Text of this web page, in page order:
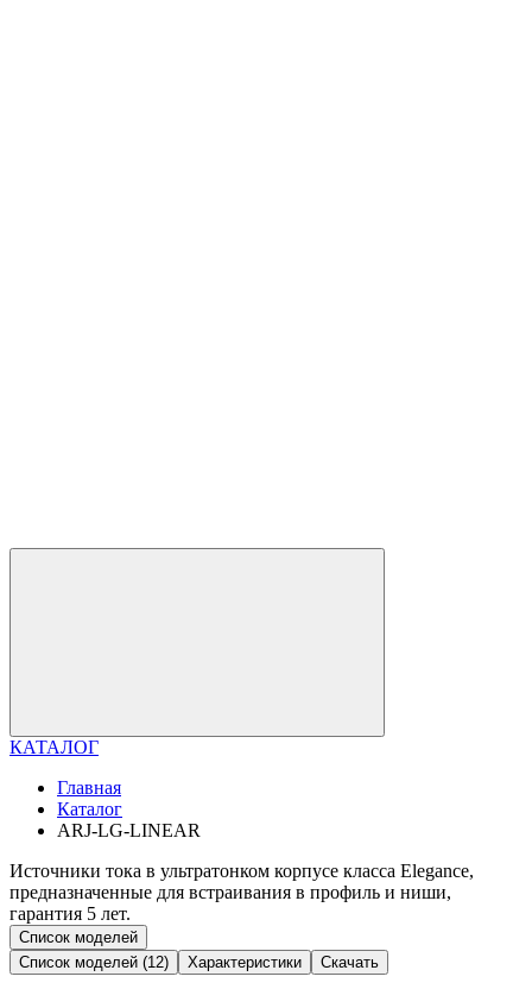
КАТАЛОГ
Главная
Каталог
ARJ-LG-LINEAR
Источники тока в ультратонком корпусе класса Elegance,
предназначенные для встраивания в профиль и ниши,
гарантия 5 лет.
Список моделей
Список моделей (12)
Характеристики Скачать